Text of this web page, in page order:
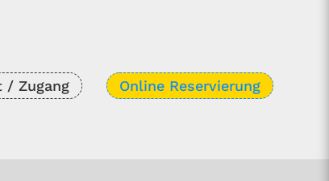
/ Zugang Online Reservierung